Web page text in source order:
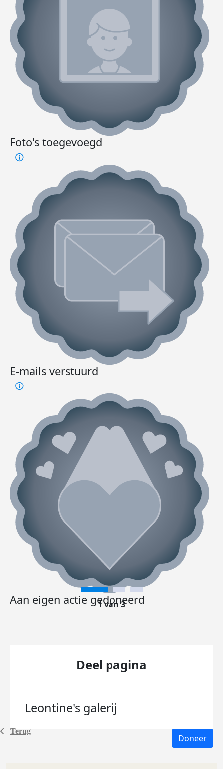
Terug
Foto's toegevoegd
E-mails verstuurd
Aan eigen actie gedoneerd
1 van 3
Deel pagina
Leontine's galerij
Doneer